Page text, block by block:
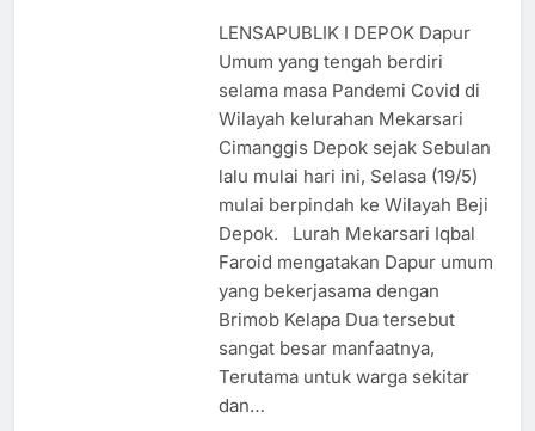
LENSAPUBLIK I DEPOK Dapur
Umum yang tengah berdiri
selama masa Pandemi Covid di
Wilayah kelurahan Mekarsari
Cimanggis Depok sejak Sebulan
lalu mulai hari ini, Selasa (19/5)
mulai berpindah ke Wilayah Beji
Depok. Lurah Mekarsari Iqbal
Faroid mengatakan Dapur umum
yang bekerjasama dengan
Brimob Kelapa Dua tersebut
sangat besar manfaatnya,
Terutama untuk warga sekitar
dan…